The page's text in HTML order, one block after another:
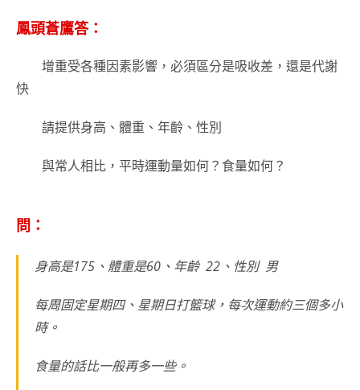
鳳頭蒼鷹答：
增重受各種因素影響，必須區分是吸收差，還是代謝
快
請提供身高、體重、年齡、性別
與常人相比，平時運動量如何？食量如何？
問：
身高是175、體重是60、年齡 22、性別 男
每周固定星期四、星期日打籃球，每次運動約三個多小
時。
食量的話比一般再多一些。